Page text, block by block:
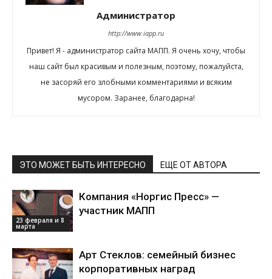
Администратор
http://www.iapp.ru
Привет! Я - администратор сайта МАПП. Я очень хочу, чтобы
наш сайт был красивым и полезным, поэтому, пожалуйста,
не засоряй его злобными комментариями и всяким
мусором. Заранее, благодарна!
ЭТО МОЖЕТ БЫТЬ ИНТЕРЕСНО ЕЩЕ ОТ АВТОРА
23 февраля и 8
марта
Компания «Норгис Пресс» —
участник МАПП
Арт Стеклов: семейный бизнес
корпоративных наград